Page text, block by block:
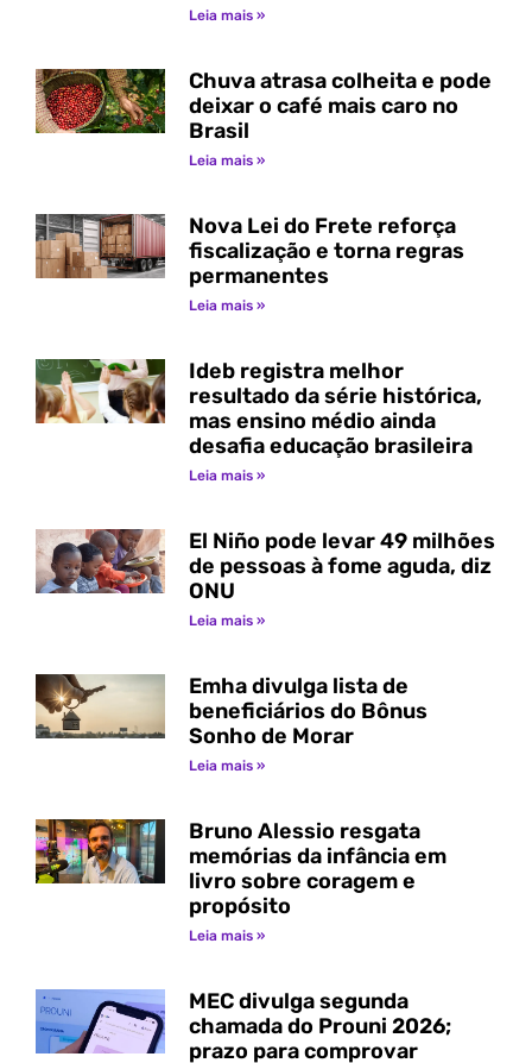
Leia mais »
Chuva atrasa colheita e pode
deixar o café mais caro no
Brasil
Leia mais »
Nova Lei do Frete reforça
fiscalização e torna regras
permanentes
Leia mais »
Ideb registra melhor
resultado da série histórica,
mas ensino médio ainda
desafia educação brasileira
Leia mais »
El Niño pode levar 49 milhões
de pessoas à fome aguda, diz
ONU
Leia mais »
Emha divulga lista de
beneficiários do Bônus
Sonho de Morar
Leia mais »
Bruno Alessio resgata
memórias da infância em
livro sobre coragem e
propósito
Leia mais »
MEC divulga segunda
chamada do Prouni 2026;
prazo para comprovar